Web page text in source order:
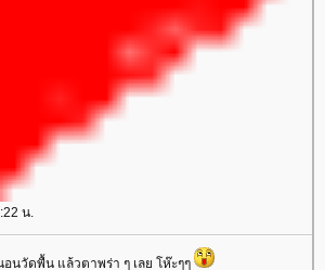
น.
นวัดพื้น แล้วตาพร่า ๆ เลย โห๊ะๆๆ